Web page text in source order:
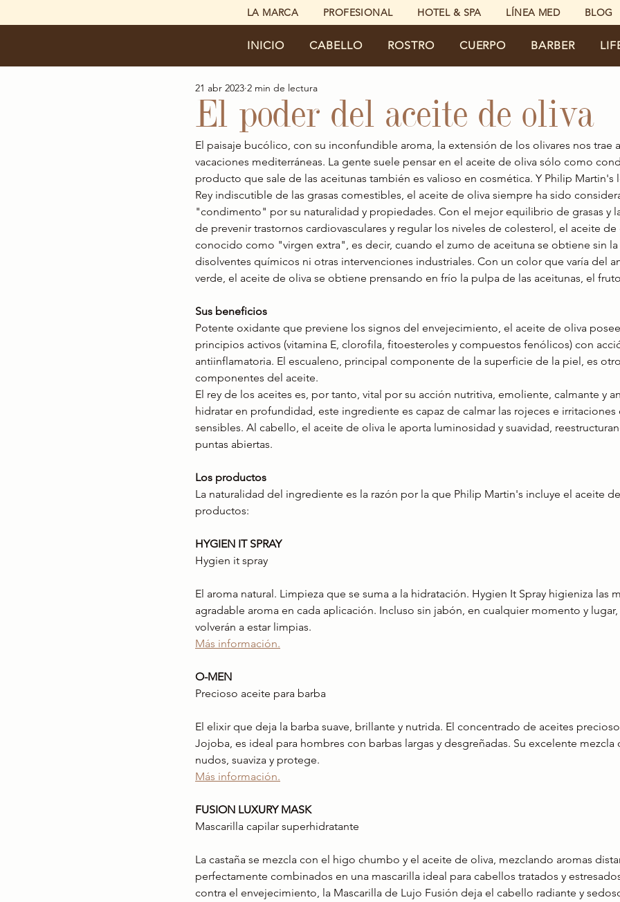
LA MARCA PROFESIONAL HOTEL & SPA LÍNEA MED BLOG
INICIO CABELLO ROSTRO CUERPO BARBER
El poder del aceite de oliva
21 abr 2023 2 min de lectura
El paisaje bucólico, con su inconfundible aroma, la extensión de los olivares nos trae
vacaciones mediterráneas. La gente suele pensar en el aceite de oliva sólo como
producto que sale de las aceitunas también es valioso en cosmética. Y Philip
Rey indiscutible de las grasas comestibles, el aceite de oliva siempre ha sido
"condimento" por su naturalidad y propiedades. Con el mejor equilibrio de grasas y
de prevenir trastornos cardiovasculares y regular los niveles de colesterol, el aceite
conocido como "virgen extra", es decir, cuando el zumo de aceituna se obtiene sin
disolventes químicos ni otras intervenciones industriales. Con un color que varía del
verde, el aceite de oliva se obtiene prensando en frío la pulpa de las aceitunas, el
Sus beneficios
Potente oxidante que previene los signos del envejecimiento, el aceite de oliva
principios activos (vitamina E, clorofila, fitoesteroles y compuestos fenólicos) con
antiinflamatoria. El escualeno, principal componente de la superficie de la piel, es
componentes del aceite.
El rey de los aceites es, por tanto, vital por su acción nutritiva, emoliente, calmante y
hidratar en profundidad, este ingrediente es capaz de calmar las rojeces e
sensibles. Al cabello, el aceite de oliva le aporta luminosidad y suavidad,
puntas abiertas.
Los productos
La naturalidad del ingrediente es la razón por la que Philip Martin's incluye el aceite
productos:
HYGIEN IT SPRAY
Hygien it spray
El aroma natural. Limpieza que se suma a la hidratación. Hygien It Spray higieniza las
agradable aroma en cada aplicación. Incluso sin jabón, en cualquier momento y
volverán a estar limpias.
Más información.
O-MEN
Precioso aceite para barba
El elixir que deja la barba suave, brillante y nutrida. El concentrado de aceites
Jojoba, es ideal para hombres con barbas largas y desgreñadas. Su excelente
nudos, suaviza y protege.
Más información.
FUSION LUXURY MASK
Mascarilla capilar superhidratante
La castaña se mezcla con el higo chumbo y el aceite de oliva, mezclando aromas
perfectamente combinados en una mascarilla ideal para cabellos tratados y
contra el envejecimiento, la Mascarilla de Lujo Fusión deja el cabello radiante y